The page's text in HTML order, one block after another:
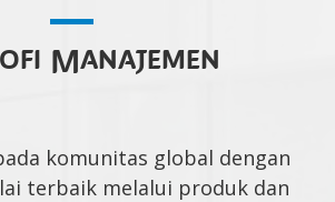
Manajemen
komunitas global dengan
terbaik melalui produk dan